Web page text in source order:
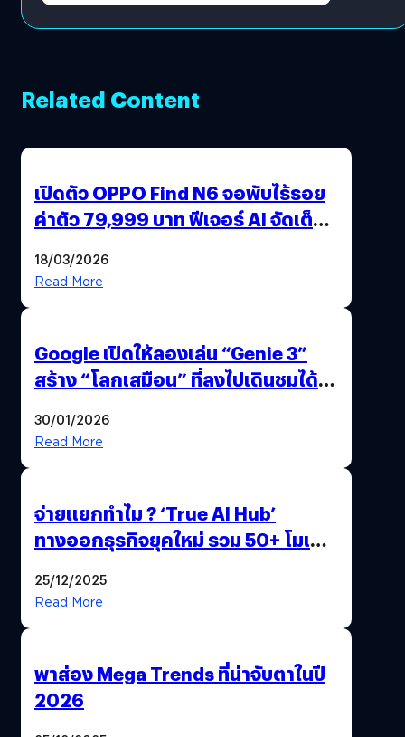
Related Content
เปิดตัว OPPO Find N6 จอพับไร้รอย
ค่าตัว 79,999 บาท ฟีเจอร์ AI จัดเต็ม
18/03/2026
Read More
Google เปิดให้ลองเล่น “Genie 3”
สร้าง “โลกเสมือน” ที่ลงไปเดินชมได้
30/01/2026
Read More
จ่ายแยกทำไม ? ‘True AI Hub’
ทางออกธุรกิจยุคใหม่ รวม 50+ โมเดล
25/12/2025
Read More
พาส่อง Mega Trends ที่น่าจับตาในปี
2026